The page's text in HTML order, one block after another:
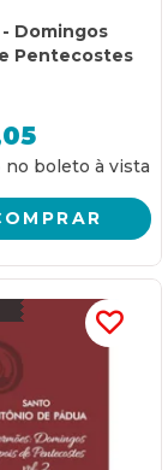
Domingos
Pentecostes